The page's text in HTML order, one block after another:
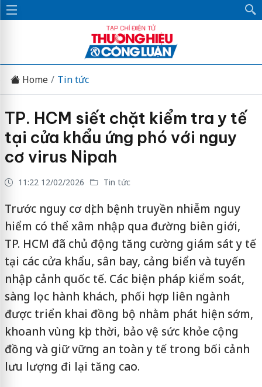
Home Tin tức
TP. HCM siết chặt kiểm tra y tế
tại cửa khẩu ứng phó với nguy
cơ virus Nipah
11:22 12/02/2026 Tin tức
Trước nguy cơ dịch bệnh truyền nhiễm nguy
hiểm có thể xâm nhập qua đường biên giới,
TP. HCM đã chủ động tăng cường giám sát y tế
tại các cửa khẩu, sân bay, cảng biển và tuyến
nhập cảnh quốc tế. Các biện pháp kiểm soát,
sàng lọc hành khách, phối hợp liên ngành
được triển khai đồng bộ nhằm phát hiện sớm,
khoanh vùng kịp thời, bảo vệ sức khỏe cộng
đồng và giữ vững an toàn y tế trong bối cảnh
lưu lượng đi lại tăng cao.